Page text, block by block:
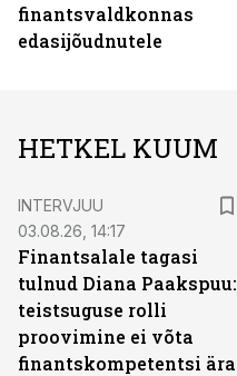
finantsvaldkonnas
edasijõudnutele
HETKEL KUUM
INTERVJUU
03.08.26, 14:17
Finantsalale tagasi
tulnud Diana Paakspuu:
teistsuguse rolli
proovimine ei võta
finantskompetentsi ära